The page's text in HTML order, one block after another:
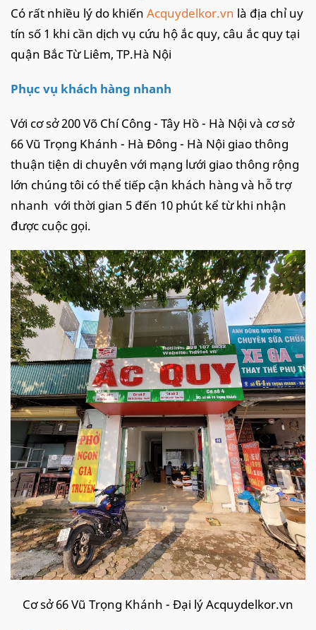
Có rất nhiều lý do khiến Acquydelkor.vn là địa chỉ uy
tín số 1 khi cần dịch vụ cứu hộ ắc quy, câu ắc quy tại
quận Bắc Từ Liêm, TP.Hà Nội
Phục vụ khách hàng nhanh
Với cơ sở 200 Võ Chí Công - Tây Hồ - Hà Nội và cơ sở
66 Vũ Trọng Khánh - Hà Đông - Hà Nội giao thông
thuận tiện di chuyên với mạng lưới giao thông rộng
lớn chúng tôi có thể tiếp cận khách hàng và hỗ trợ
nhanh với thời gian 5 đến 10 phút kể từ khi nhận
được cuộc gọi.
Cơ sở 66 Vũ Trọng Khánh - Đại lý Acquydelkor.vn